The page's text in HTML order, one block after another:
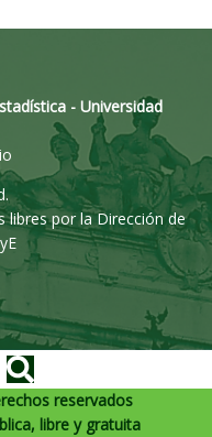
- Universidad
libres por la Dirección de
reservados
libre y gratuita